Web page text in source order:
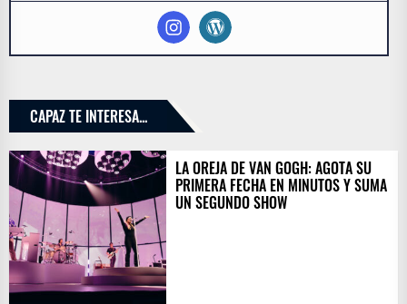
CAPAZ TE INTERESA...
LA OREJA DE VAN GOGH: AGOTA SU
PRIMERA FECHA EN MINUTOS Y SUMA
UN SEGUNDO SHOW